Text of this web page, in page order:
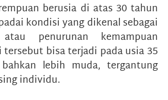
berusia di atas 30 tahun
kondisi yang dikenal sebagai
penurunan kemampuan
bisa terjadi pada usia 35
lebih muda, tergantung
individu.